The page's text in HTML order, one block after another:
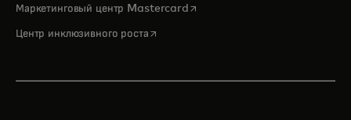
Маркетинговый центр Mastercardopens in a new tab
Центр инклюзивного ростаopens in a new tab